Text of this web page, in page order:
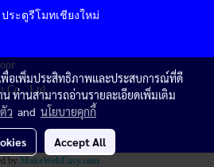
ระตูรีโมทเชียงใหม่
Co., Ltd
by MakeWebEasy.com
พื่อเพิ่มประสิทธิภาพและประสบการณ์ที่ดี
น ท่านสามารถอ่านรายละเอียดเพิ่มเติม
ว and นโยบายคุกกี้
Accept All